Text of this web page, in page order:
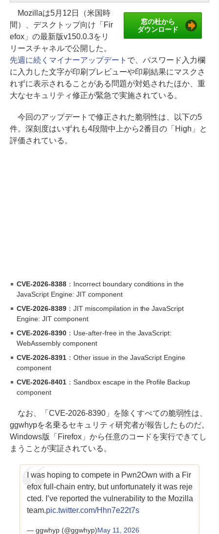
窓の杜から
ダウンロード
Mozillaは5月12日（米国時
間）、デスクトップ向け「Fir
efox」の最新版v150.0.3をリ
リースチャネルで公開した。
先週に続くマイナーアップデート で、パスワード入力欄
に入力した文字が印刷プレビューや印刷結果にマスクさ
れずに表示されることがある問題が対処されたほか、重
大なセキュリティ修正が緊急で実施されている。
今回のアップデートで修正された脆弱性は、以下の5
件。深刻度はいずれも4段階中上から2番目の「High」と
評価されている。
CVE-2026-8388：Incorrect boundary conditions in the
JavaScript Engine: JIT component
CVE-2026-8389：JIT miscompilation in the JavaScript
Engine: JIT component
CVE-2026-8390：Use-after-free in the JavaScript:
WebAssembly component
CVE-2026-8391：Other issue in the JavaScript Engine
component
CVE-2026-8401：Sandbox escape in the Profile Backup
component
なお、「CVE-2026-8390」を除くすべての脆弱性は、
ggwhypを名乗るセキュリティ研究者が報告したものだ。
Windows版「Firefox」から任意のコードを実行できてし
まうことが実証されている。
I was hoping to compete in Pwn2Own with a Fir
efox full-chain entry, but unfortunately it was reje
cted. I’ve reported the vulnerability to the Mozilla
team.pic.twitter.com/Hhn7e22t7s
— ggwhyp (@ggwhyp)May 11, 2026